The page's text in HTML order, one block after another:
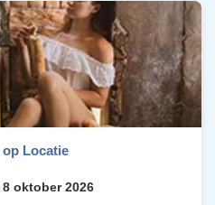
Locatie
oktober 2026